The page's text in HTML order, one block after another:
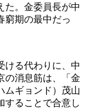
た。金委員長が中
窮期の最中だっ
ける代わりに、中
の消息筋は、「金
ムギョンド）茂山
することで合意し